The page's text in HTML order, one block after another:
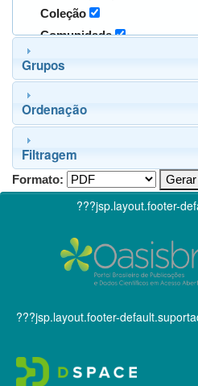
Coleção
Comunidade
Grupos
Ordenação
Filtragem
Formato:
???jsp.layout.footer-
???jsp.layout.footer-